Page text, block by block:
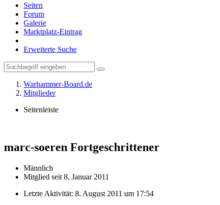
Seiten
Forum
Galerie
Marktplatz-Eintrag
Erweiterte Suche
Warhammer-Board.de
Mitglieder
Seitenleiste
marc-soeren Fortgeschrittener
Männlich
Mitglied seit 8. Januar 2011
Letzte Aktivität: 8. August 2011 um 17:54